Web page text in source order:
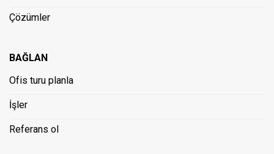
Çözümler
BAĞLAN
Ofis turu planla
İşler
Referans ol